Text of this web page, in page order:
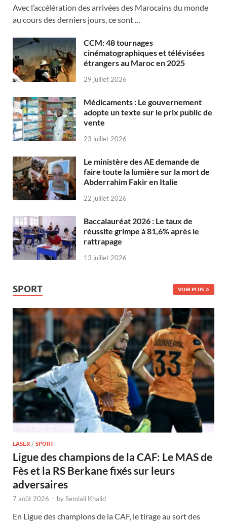
Avec l’accélération des arrivées des Marocains du monde
au cours des derniers jours, ce sont …
CCM: 48 tournages
cinématographiques et télévisées
étrangers au Maroc en 2025
29 juillet 2026
Médicaments : Le gouvernement
adopte un texte sur le prix public de
vente
23 juillet 2026
Le ministère des AE demande de
faire toute la lumière sur la mort de
Abderrahim Fakir en Italie
22 juillet 2026
Baccalauréat 2026 : Le taux de
réussite grimpe à 81,6% après le
rattrapage
13 juillet 2026
SPORT VOIR PLUS
LASER / SPORT
Ligue des champions de la CAF: Le MAS de
Fès et la RS Berkane fixés sur leurs
adversaires
7 août 2026 - bySemlali Khalid
En Ligue des champions de la CAF, le tirage au sort des